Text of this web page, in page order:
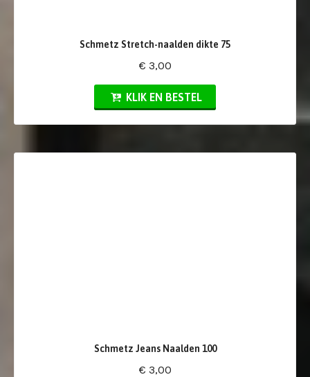
Schmetz Stretch-naalden dikte 75
€ 3,00
KLIK EN BESTEL
Schmetz Jeans Naalden 100
€ 3,00